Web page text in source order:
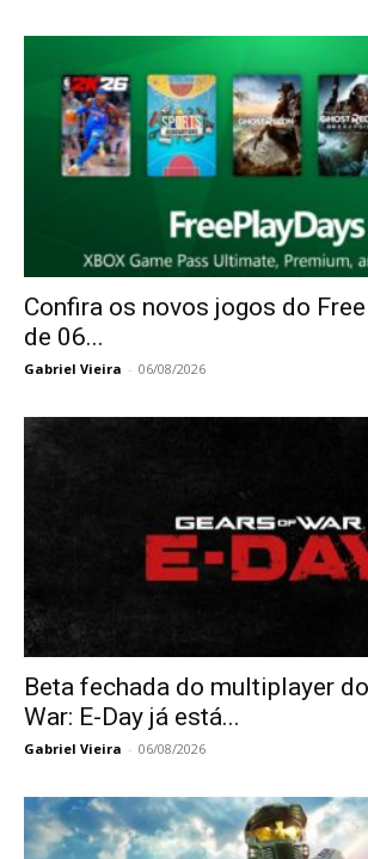
Confira os novos jogos do
de 06...
Gabriel Vieira - 06/08/2026
Beta fechada do multiplayer
War: E-Day já está...
Gabriel Vieira - 06/08/2026